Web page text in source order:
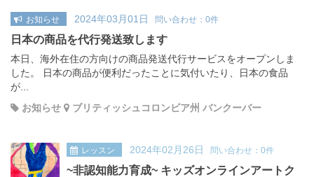
お知らせ 2024年03月01日 問い合わせ：0件
日本の商品を代行発送致します
本日、海外在住の方向けの商品発送代行サービスをオープンしま
した。 日本の商品が便利だったことに気付いたり、日本の食品
が...
お知らせ
ブリティッシュコロンビア州 バンクーバー
レッスン 2024年02月26日 問い合わせ：0件
~非認知能力育成~ キッズオンラインアートク